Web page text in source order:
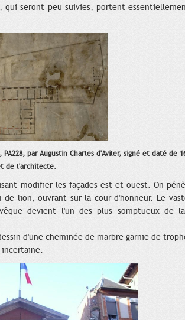
seront peu suivies, portent
par Augustin Charles d'Aviler, signé et daté de
de l'architecte.
modifier les façades est et ouest. On
lion, ouvrant sur la cour d'honneur. Le
devient l'un des plus somptueux de
d'une cheminée de marbre garnie de
incertaine.